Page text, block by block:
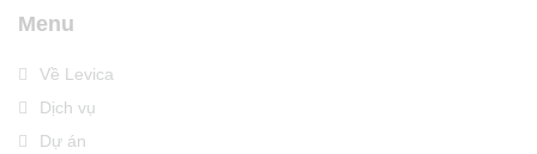
Menu
Về Levica
Dịch vụ
Dự án